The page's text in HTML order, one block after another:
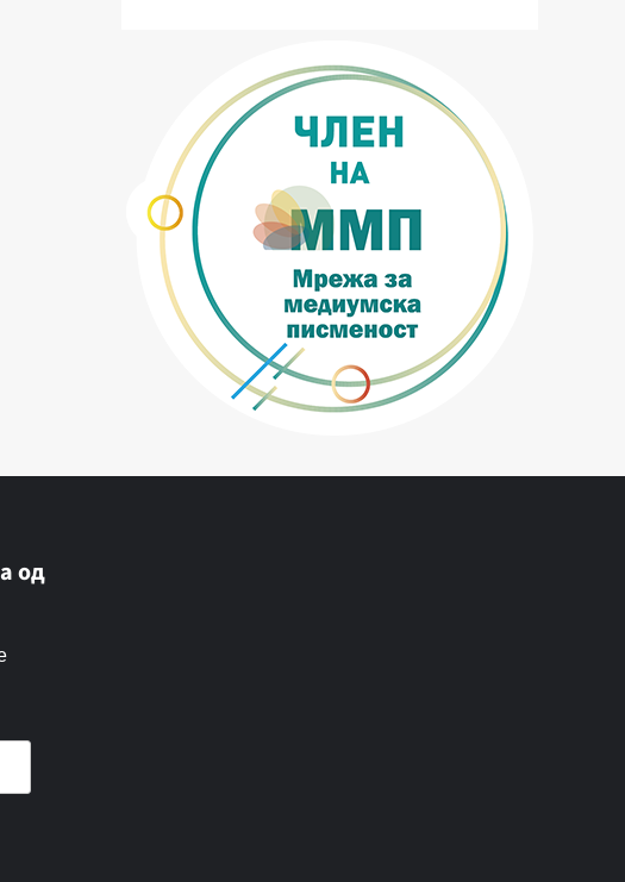
од